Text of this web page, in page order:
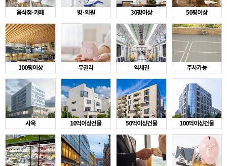
음식점·카페 병·의원 30평이상 50평이상
100평이상 무권리 역세권 주차가능
사옥 10억이상건물 50억이상건물 100억이상건물